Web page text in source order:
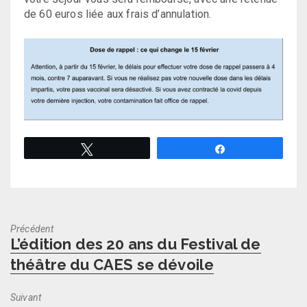
de 60 euros liée aux frais d’annulation.
Précédent
Previous
post:
L’édition des 20 ans du Festival de
théâtre du CAES se dévoile
Suivant